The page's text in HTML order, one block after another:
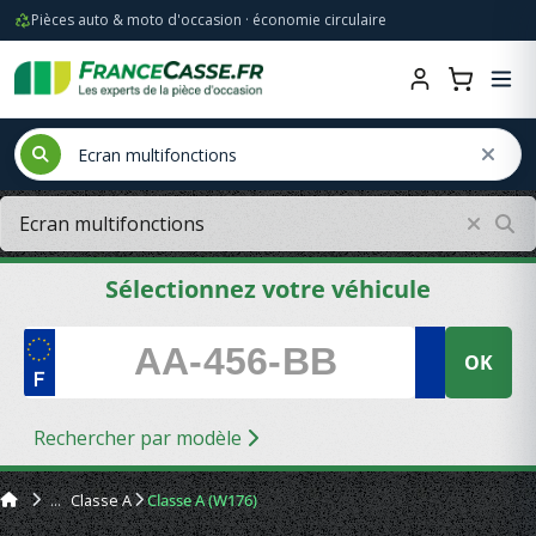
Pièces auto & moto d'occasion · économie circulaire
Sélectionnez votre véhicule
OK
Rechercher par modèle
Classe A Classe A (W176)